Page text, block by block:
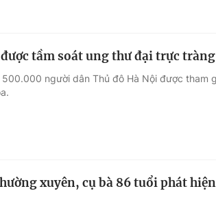
tầm soát ung thư đại trực
500.000 người dân Thủ đô Hà Nội được tham
xuyên, cụ bà 86 tuổi phát